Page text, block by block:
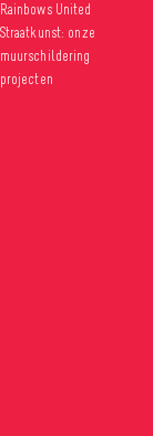
Rainbows United
Straatkunst: onze
muurschildering
projecten